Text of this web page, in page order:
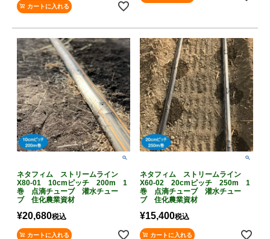
カートに入れる
ネタフィム ストリームライン
X80-01 10cmピッチ 200m 1
巻 点滴チューブ 灌水チュー
ブ 住化農業資材
¥20,680税込
カートに入れる
ネタフィム ストリームライン
X60-02 20cmピッチ 250m 1
巻 点滴チューブ 灌水チュー
ブ 住化農業資材
¥15,400税込
カートに入れる